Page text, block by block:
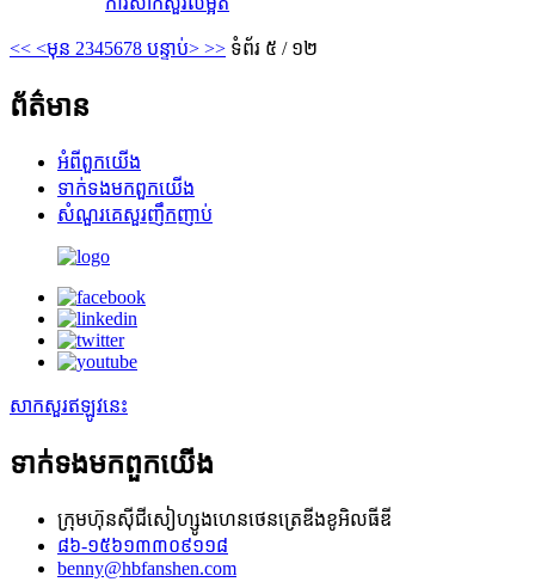
<< <មុន 2345678 បន្ទាប់> >> ទំព័រ ៥ / ១២
ព័ត៌មាន
អំពី​ពួក​យើង
ទាក់ទង​មក​ពួក​យើង
សំណួរគេសួរញឹកញាប់
សាកសួរឥឡូវនេះ
ទាក់ទង​មក​ពួក​យើង
ក្រុមហ៊ុនស៊ីជីសៀហ្សូងហេនថេនត្រេឌីងខូអិលធីឌី
៨៦-១៥៦១៣៣០៩១១៨
benny@hbfanshen.com